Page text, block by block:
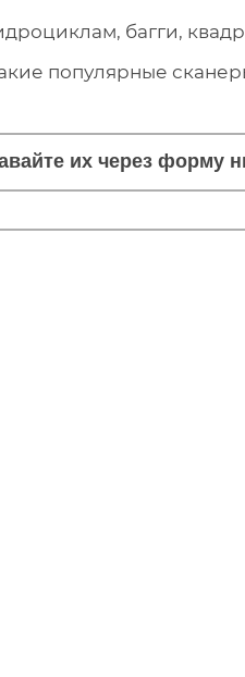
багги,
популярные
их через форму